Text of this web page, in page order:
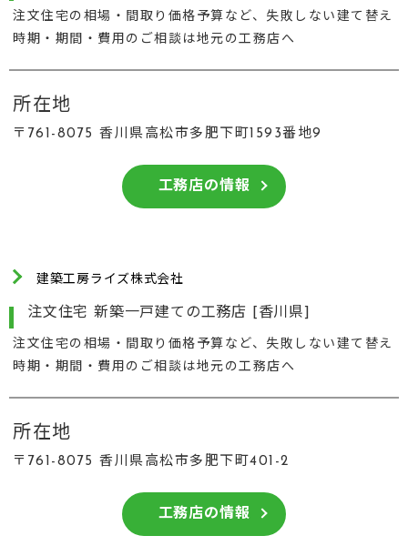
注文住宅の相場・間取り価格予算など、失敗しない建て替え
時期・期間・費用のご相談は地元の工務店へ
所在地
〒761-8075 香川県高松市多肥下町1593番地9
工務店の情報
建築工房ライズ株式会社
注文住宅 新築一戸建ての工務店 [香川県]
注文住宅の相場・間取り価格予算など、失敗しない建て替え
時期・期間・費用のご相談は地元の工務店へ
所在地
〒761-8075 香川県高松市多肥下町401-2
工務店の情報